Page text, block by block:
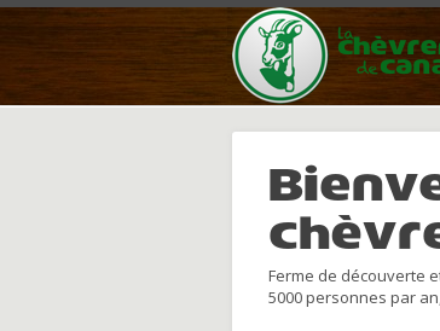
Ferme de découverte
5000 personnes par